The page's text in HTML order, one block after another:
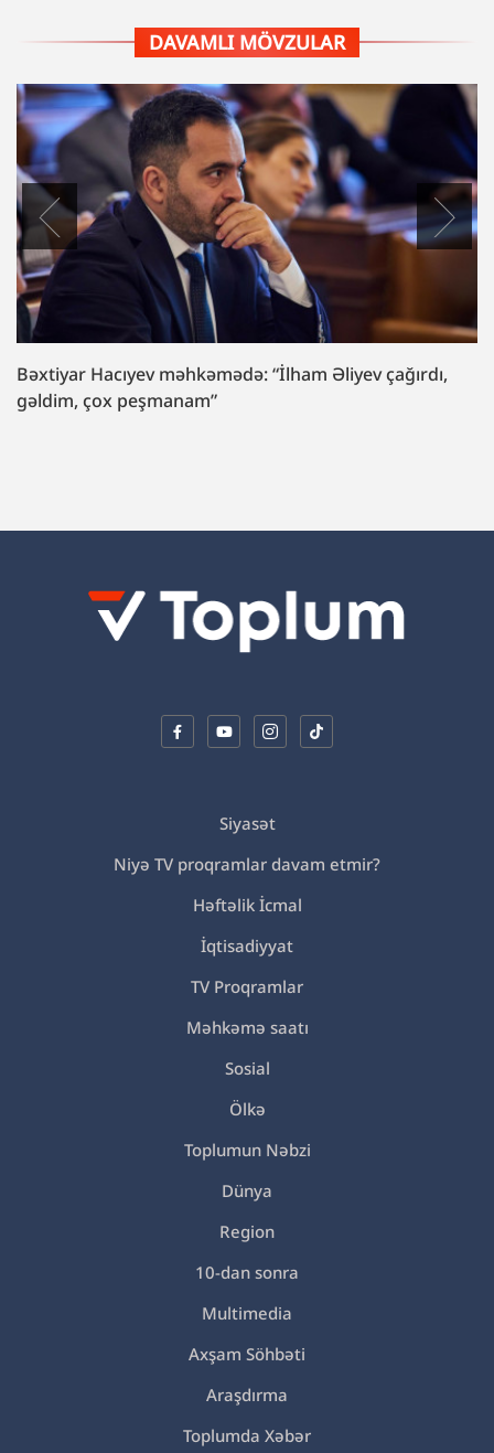
DAVAMLI MÖVZULAR
Bəxtiyar Hacıyev məhkəmədə: “İlham Əliyev çağırdı,
gəldim, çox peşmanam”
Siyasət
Niyə TV proqramlar davam etmir?
Həftəlik İcmal
İqtisadiyyat
TV Proqramlar
Məhkəmə saatı
Sosial
Ölkə
Toplumun Nəbzi
Dünya
Region
10-dan sonra
Multimedia
Axşam Söhbəti
Araşdırma
Toplumda Xəbər